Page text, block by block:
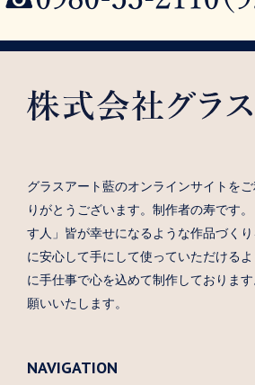
グラスアート藍のオンラインサイトを
りがとうございます。制作者の寿です
す人」皆が幸せになるような作品づく
に安心して手にして使っていただける
に手仕事で心を込めて制作しておりま
願いいたします。
NAVIGATION